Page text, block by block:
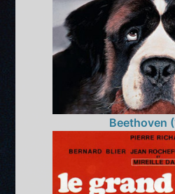
Beethoven